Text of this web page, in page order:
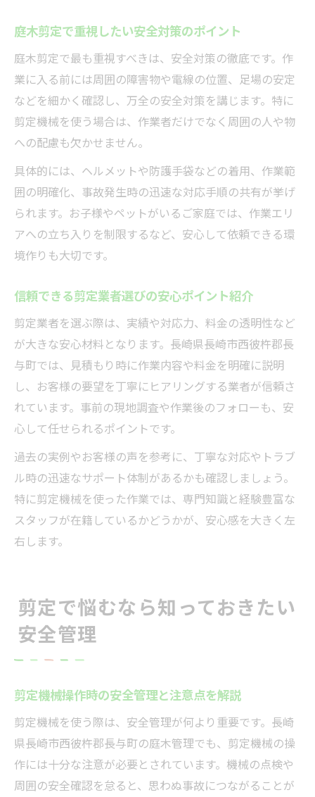
庭木剪定で重視したい安全対策のポイント
庭木剪定で最も重視すべきは、安全対策の徹底です。作
業に入る前には周囲の障害物や電線の位置、足場の安定
などを細かく確認し、万全の安全対策を講じます。特に
剪定機械を使う場合は、作業者だけでなく周囲の人や物
への配慮も欠かせません。
具体的には、ヘルメットや防護手袋などの着用、作業範
囲の明確化、事故発生時の迅速な対応手順の共有が挙げ
られます。お子様やペットがいるご家庭では、作業エリ
アへの立ち入りを制限するなど、安心して依頼できる環
境作りも大切です。
信頼できる剪定業者選びの安心ポイント紹介
剪定業者を選ぶ際は、実績や対応力、料金の透明性など
が大きな安心材料となります。長崎県長崎市西彼杵郡長
与町では、見積もり時に作業内容や料金を明確に説明
し、お客様の要望を丁寧にヒアリングする業者が信頼さ
れています。事前の現地調査や作業後のフォローも、安
心して任せられるポイントです。
過去の実例やお客様の声を参考に、丁寧な対応やトラブ
ル時の迅速なサポート体制があるかも確認しましょう。
特に剪定機械を使った作業では、専門知識と経験豊富な
スタッフが在籍しているかどうかが、安心感を大きく左
右します。
剪定で悩むなら知っておきたい
安全管理
剪定機械操作時の安全管理と注意点を解説
剪定機械を使う際は、安全管理が何より重要です。長崎
県長崎市西彼杵郡長与町の庭木管理でも、剪定機械の操
作には十分な注意が必要とされています。機械の点検や
周囲の安全確認を怠ると、思わぬ事故につながることが